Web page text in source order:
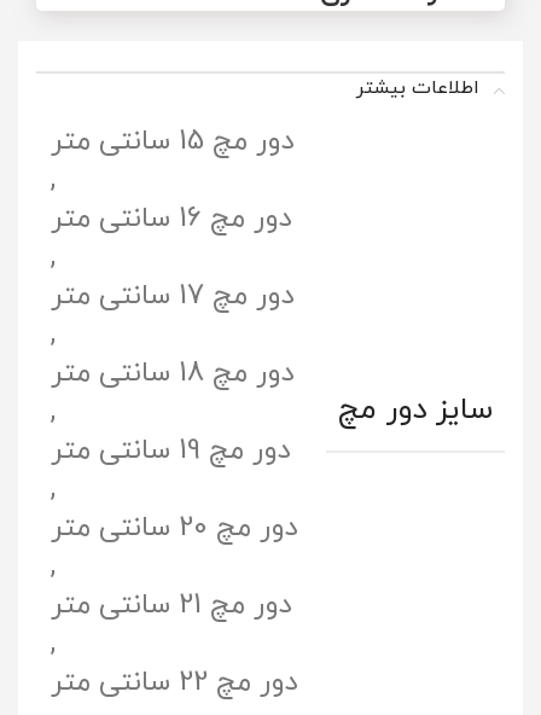
اطلاعات بیشتر
سایز دور مچ
دور مچ 15 سانتی متر
,
دور مچ 16 سانتی متر
,
دور مچ 17 سانتی متر
,
دور مچ 18 سانتی متر
,
دور مچ 19 سانتی متر
,
دور مچ 20 سانتی متر
,
دور مچ 21 سانتی متر
,
دور مچ 22 سانتی متر